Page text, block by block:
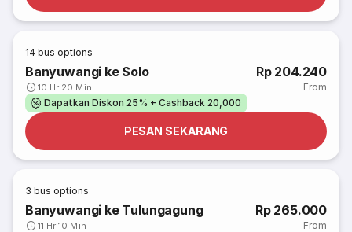
14 bus options
Banyuwangi ke Solo
10 Hr 20 Min
Rp 204.240
From
Dapatkan Diskon 25% + Cashback 20,000
PESAN SEKARANG
3 bus options
Banyuwangi ke Tulungagung
11 Hr 10 Min
Rp 265.000
From